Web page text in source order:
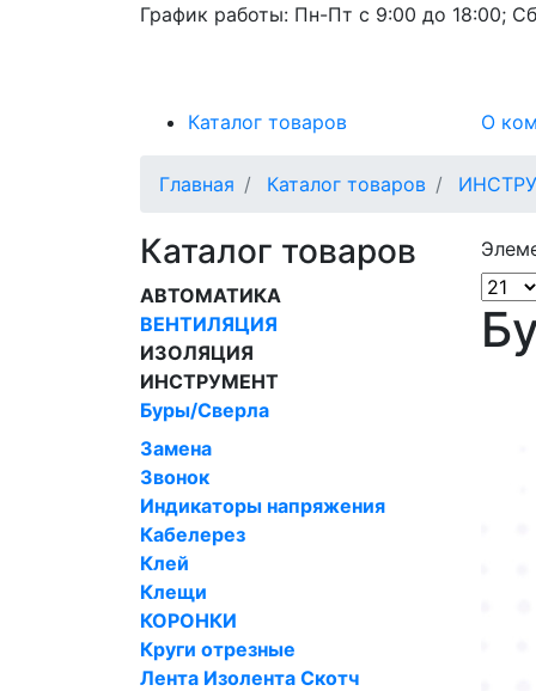
График работы: Пн-Пт с 9:00 до 18:00;
Каталог товаров О
Главная Каталог товаров
Каталог товаров
АВТОМАТИКА
ВЕНТИЛЯЦИЯ
ИЗОЛЯЦИЯ
ИНСТРУМЕНТ
Буры/Сверла
Замена
Звонок
Индикаторы напряжения
Кабелерез
Клей
Клещи
КОРОНКИ
Круги отрезные
Лента Изолента Скотч